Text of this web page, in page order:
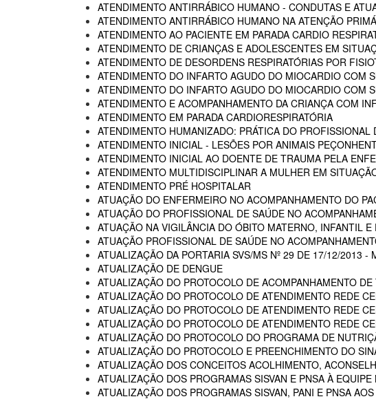
ATENDIMENTO ANTIRRÁBICO HUMANO - CONDUTAS E
ATENDIMENTO ANTIRRÁBICO HUMANO NA ATENÇÃO
ATENDIMENTO AO PACIENTE EM PARADA CARDIO
ATENDIMENTO DE CRIANÇAS E ADOLESCENTES EM
ATENDIMENTO DE DESORDENS RESPIRATÓRIAS POR
ATENDIMENTO DO INFARTO AGUDO DO MIOCARDIO COM
ATENDIMENTO DO INFARTO AGUDO DO MIOCARDIO COM
ATENDIMENTO E ACOMPANHAMENTO DA CRIANÇA COM
ATENDIMENTO EM PARADA CARDIORESPIRATÓRIA
ATENDIMENTO HUMANIZADO: PRÁTICA DO PROFISSIONAL
ATENDIMENTO INICIAL - LESÕES POR ANIMAIS
ATENDIMENTO INICIAL AO DOENTE DE TRAUMA PELA
ATENDIMENTO MULTIDISCIPLINAR A MULHER EM
ATENDIMENTO PRÉ HOSPITALAR
ATUAÇÃO DO ENFERMEIRO NO ACOMPANHAMENTO DO
ATUAÇÃO DO PROFISSIONAL DE SAÚDE NO
ATUAÇÃO NA VIGILÂNCIA DO ÓBITO MATERNO, INFANTIL E
ATUAÇÃO PROFISSIONAL DE SAÚDE NO
ATUALIZAÇÃO DA PORTARIA SVS/MS Nº 29 DE 17/12/2013
ATUALIZAÇÃO DE DENGUE
ATUALIZAÇÃO DO PROTOCOLO DE ACOMPANHAMENTO
ATUALIZAÇÃO DO PROTOCOLO DE ATENDIMENTO REDE
ATUALIZAÇÃO DO PROTOCOLO DE ATENDIMENTO REDE
ATUALIZAÇÃO DO PROTOCOLO DE ATENDIMENTO REDE
ATUALIZAÇÃO DO PROTOCOLO DO PROGRAMA DE
ATUALIZAÇÃO DO PROTOCOLO E PREENCHIMENTO DO
ATUALIZAÇÃO DOS CONCEITOS ACOLHIMENTO,
ATUALIZAÇÃO DOS PROGRAMAS SISVAN E PNSA À
ATUALIZAÇÃO DOS PROGRAMAS SISVAN, PANI E PNSA